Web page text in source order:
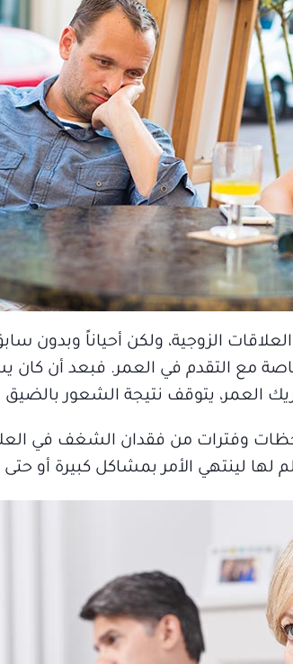
الزوجية، ولكن أحياناً وبدون
مع التقدم في العمر. فبعد أن
العمر، يتوقف نتيجة الشعور بالضيق
وفترات من فقدان الشغف في
لينتهي الأمر بمشاكل كبيرة أو حتى